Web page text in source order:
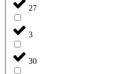
27
3
30